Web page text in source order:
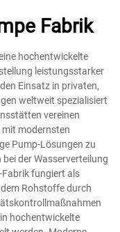
Fabrik
hochentwickelte
leistungsstarker
Einsatz in privaten,
weltweit spezialisiert
vereinen
modernsten
Pump-Lösungen zu
der Wasserverteilung
fungiert als
Rohstoffe durch
hochentwickelte